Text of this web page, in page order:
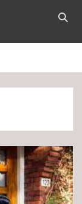
Open
bar